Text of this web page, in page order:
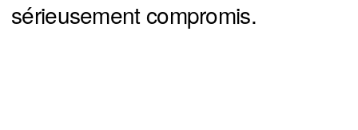
sérieusement compromis.